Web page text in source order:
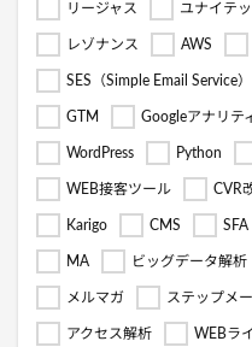
リージャス ユナイテ
レゾナンス AWS
SES（Simple Email Service）
GTM Googleアナリテ
WordPress Python
WEB接客ツール CVR
Karigo CMS SFA
MA ビッグデータ解析
メルマガ ステップメ
アクセス解析 WEBラ